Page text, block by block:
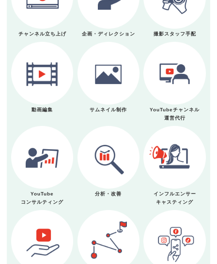
チャンネル立ち上げ 企画・ディレクション 撮影スタッフ手配
動画編集 サムネイル制作
YouTubeチャンネル
運営代行
YouTube
コンサルティング
分析・改善
インフルエンサー
キャスティング